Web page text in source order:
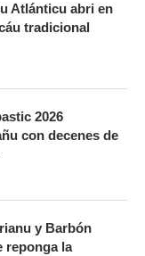
Atlánticu abri en
tradicional
2026
con decenes de
y Barbón
reponga la